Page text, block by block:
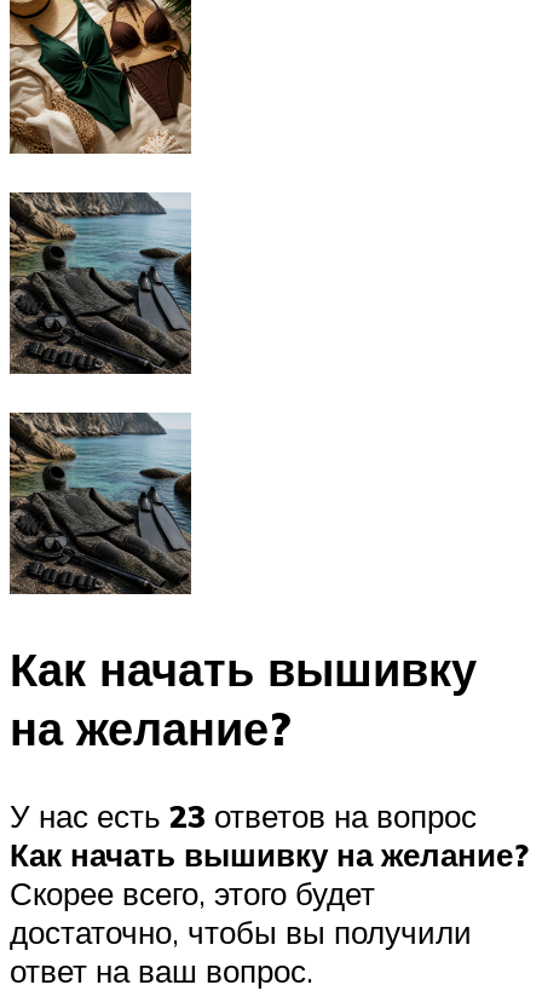
Как начать вышивку
на желание?
У нас есть 23 ответов на вопрос
Как начать вышивку на желание?
Скорее всего, этого будет
достаточно, чтобы вы получили
ответ на ваш вопрос.